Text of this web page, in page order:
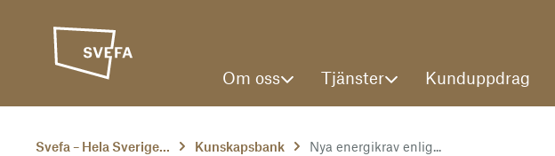
Om oss Tjänster Kunduppdrag
Svefa – Hela Sverige... Kunskapsbank Nya energikrav enlig...